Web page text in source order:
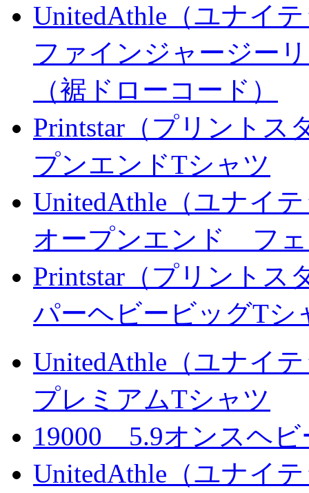
UnitedAthle（ユナイ
ファインジャージー
（裾ドローコード）
Printstar（プリント
プンエンドTシャツ
UnitedAthle（ユナイ
オープンエンド フ
Printstar（プリント
パーヘビービッグTシ
UnitedAthle（ユナイ
プレミアムTシャツ
19000 5.9オンスヘ
UnitedAthle（ユナイ